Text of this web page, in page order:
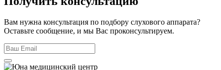
Вам нужна консультация по подбору слухового аппарата?
Оставьте сообщение, и мы Вас проконсультируем.